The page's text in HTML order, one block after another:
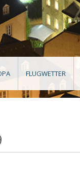
FLUGWETTER